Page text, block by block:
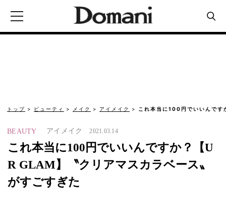
トップ ビューティ メイク アイメイク これ本当に100円でいいんで
BEAUTY アイメイク 2021.03.14
これ本当に100円でいいんですか？【U
R GLAM】〝クリアマスカラベース〟
がすごすぎた